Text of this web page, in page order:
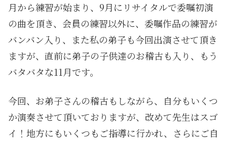
月から練習が始まり、9月にリサイタルで委嘱初演
の曲を頂き、会員の練習以外に、委嘱作品の練習が
バンバン入り、また私の弟子も今回出演させて頂き
ますが、直前に弟子の子供達のお稽古も入り、もう
バタバタな11月です。
今回、お弟子さんの稽古もしながら、自分もいくつ
か演奏させて頂いておりますが、改めて先生はスゴ
イ！地方にもいくつもご指導に行かれ、さらにご自